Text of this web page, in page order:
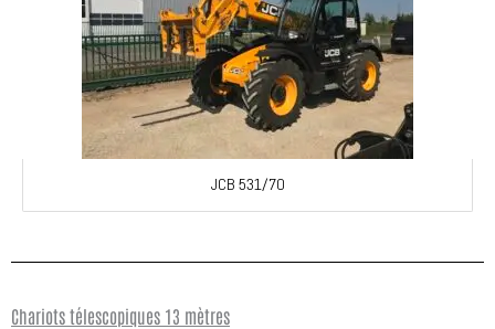
JCB 531/70
Chariots télescopiques 13 mètres